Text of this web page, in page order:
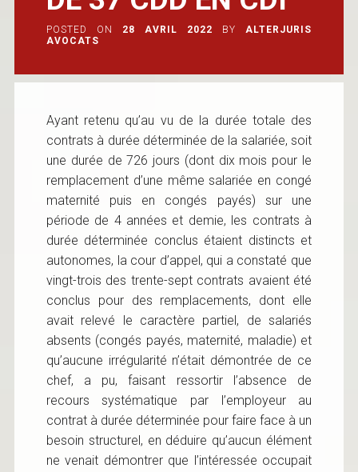
POSTED ON 28 AVRIL 2022 BY
ALTERJURIS
AVOCATS
Ayant retenu qu’au vu de la durée totale des
contrats à durée déterminée de la salariée, soit
une durée de 726 jours (dont dix mois pour le
remplacement d’une même salariée en congé
maternité puis en congés payés) sur une
période de 4 années et demie, les contrats à
durée déterminée conclus étaient distincts et
autonomes, la cour d’appel, qui a constaté que
vingt-trois des trente-sept contrats avaient été
conclus pour des remplacements, dont elle
avait relevé le caractère partiel, de salariés
absents (congés payés, maternité, maladie) et
qu’aucune irrégularité n’était démontrée de ce
chef, a pu, faisant ressortir l’absence de
recours systématique par l’employeur au
contrat à durée déterminée pour faire face à un
besoin structurel, en déduire qu’aucun élément
ne venait démontrer que l’intéressée occupait